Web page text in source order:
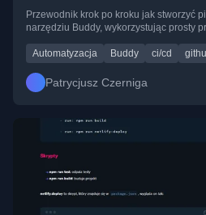
Przewodnik krok po kroku jak stworzyć
narzędziu Buddy, wykorzystując prosty
Automatyzacja Buddy ci/cd
Patrycjusz Czerniga